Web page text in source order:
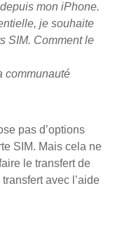
mon iPhone.
je souhaite
SIM. Comment le
communauté
pas d’options
SIM. Mais cela ne
le transfert de
avec l’aide